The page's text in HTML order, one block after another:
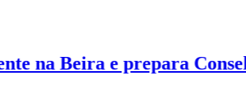
Beira e prepara